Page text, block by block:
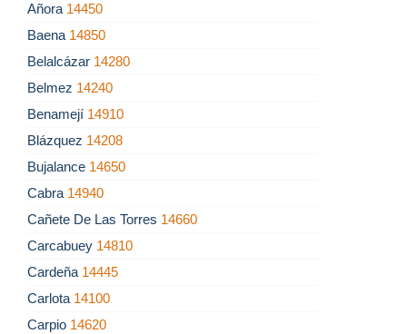
Añora 14450
Baena 14850
Belalcázar 14280
Belmez 14240
Benamejí 14910
Blázquez 14208
Bujalance 14650
Cabra 14940
Cañete De Las Torres 14660
Carcabuey 14810
Cardeña 14445
Carlota 14100
Carpio 14620